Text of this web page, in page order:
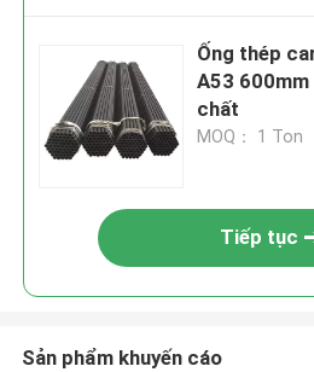
Ống thép
A53
chất
MOQ： 1 Ton
Tiếp tục
Sản phẩm khuyến cáo